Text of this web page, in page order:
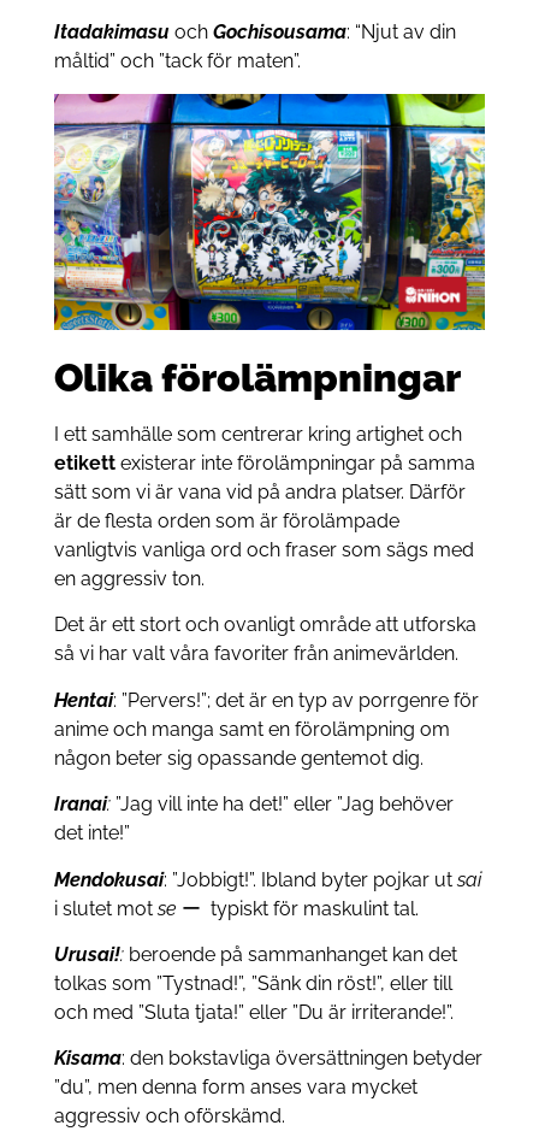
Itadakimasu och Gochisousama: “Njut av din
måltid” och ”tack för maten”.
Olika förolämpningar
I ett samhälle som centrerar kring artighet och
etikettexisterar inte förolämpningar på samma
sätt som vi är vana vid på andra platser. Därför
är de flesta orden som är förolämpade
vanligtvis vanliga ord och fraser som sägs med
en aggressiv ton.
Det är ett stort och ovanligt område att utforska
så vi har valt våra favoriter från animevärlden.
Hentai: ”Pervers!”; det är en typ av porrgenre för
anime och manga samt en förolämpning om
någon beter sig opassande gentemot dig.
Iranai:”Jag vill inte ha det!” eller ”Jag behöver
det inte!”
Mendokusai: ”Jobbigt!”. Ibland byter pojkar utsai
i slutet motse ー typiskt för maskulint tal.
Urusai!:beroende på sammanhanget kan det
tolkas som ”Tystnad!”, ”Sänk din röst!”, eller till
och med ”Sluta tjata!” eller ”Du är irriterande!”.
Kisama: den bokstavliga översättningen betyder
”du”, men denna form anses vara mycket
aggressiv och oförskämd.